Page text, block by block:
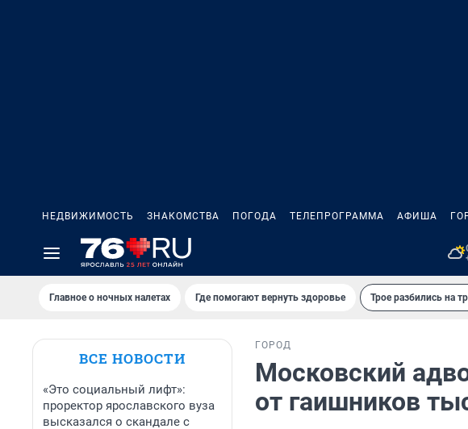
НЕДВИЖИМОСТЬ ЗНАКОМСТВА ПОГОДА ТЕЛЕПРОГРАММА АФИША
Главное о ночных налетах Где помогают вернуть здоровье Трое разбились на
ВСЕ НОВОСТИ
«Это социальный лифт»:
проректор ярославского вуза
высказался о скандале с
ГОРОД
Московский
от гаишников